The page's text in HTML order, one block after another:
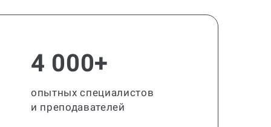
4 000+
опытных специалистов
и преподавателей